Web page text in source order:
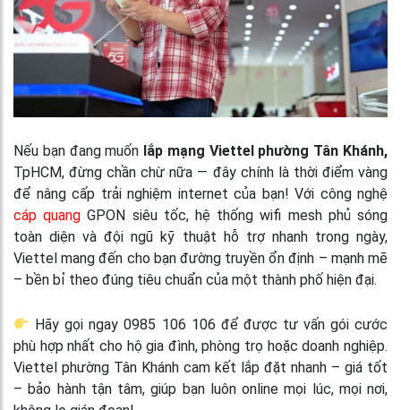
Nếu bạn đang muốn lắp mạng Viettel phường Tân Khánh,
TpHCM, đừng chần chừ nữa — đây chính là thời điểm vàng
để nâng cấp trải nghiệm internet của bạn! Với công nghệ
cáp quang GPON siêu tốc, hệ thống wifi mesh phủ sóng
toàn diện và đội ngũ kỹ thuật hỗ trợ nhanh trong ngày,
Viettel mang đến cho bạn đường truyền ổn định – mạnh mẽ
– bền bỉ theo đúng tiêu chuẩn của một thành phố hiện đại.
Hãy gọi ngay 0985 106 106 để được tư vấn gói cước
phù hợp nhất cho hộ gia đình, phòng trọ hoặc doanh nghiệp.
Viettel phường Tân Khánh cam kết lắp đặt nhanh – giá tốt
– bảo hành tận tâm, giúp bạn luôn online mọi lúc, mọi nơi,